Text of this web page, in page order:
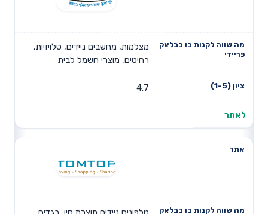
מצלמות, מחשבים ניידים, טלויזיות,
רהיטים, מוצרי חשמל לבית
4.7
לאתר